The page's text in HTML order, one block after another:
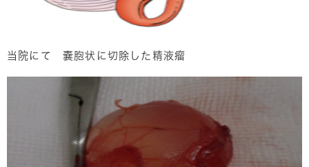
当院にて 嚢胞状に切除した精液瘤